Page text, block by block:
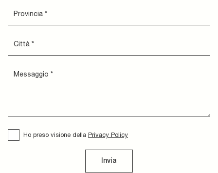
Ho preso visione della Privacy Policy
Invia